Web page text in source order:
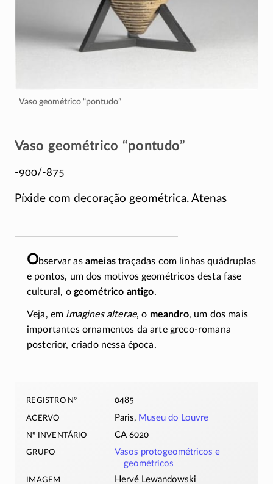
Vaso geométrico “pontudo”
Vaso geométrico “pontudo”
-900/-875
Píxide com decoração geométrica. Atenas
Observar as ameiastraçadas com linhas quádruplas
e pontos, um dos motivos geométricos desta fase
cultural, o geométrico antigo.
Veja, em imagines alterae, o meandro, um dos mais
importantes ornamentos da arte greco-romana
posterior, criado nessa época.
registro nº 0485
acervo Paris, Museu do Louvre
nº inventário CA 6020
grupo
Vasos protogeométricos e
geométricos
imagem Hervé Lewandowski